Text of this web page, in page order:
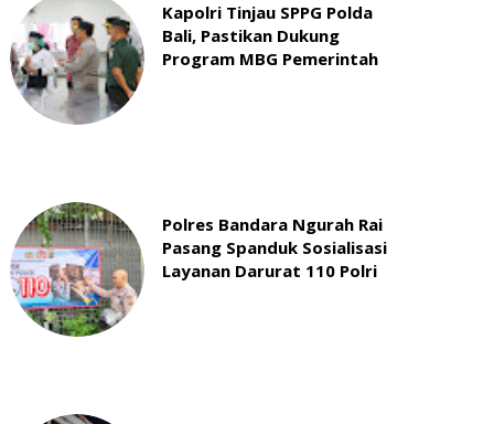
Kapolri Tinjau SPPG Polda
Bali, Pastikan Dukung
Program MBG Pemerintah
Polres Bandara Ngurah Rai
Pasang Spanduk Sosialisasi
Layanan Darurat 110 Polri